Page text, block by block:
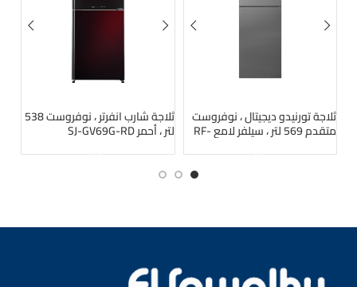
ثلاجة تورنيدو ديجيتال ، نوفروست
متقدم 569 لتر ، سيلفر لامع RF-
ثلاجة شارب انفرتر ، نوفروست 538
لتر ، أحمر SJ-GV69G-RD